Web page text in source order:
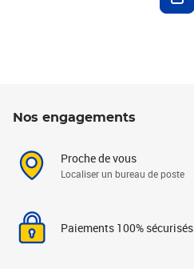
Nos engagements
Proche de vous
Localiser un bureau de poste
Paiements 100% sécurisés